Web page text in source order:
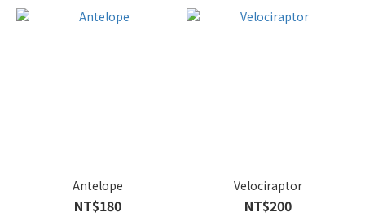
Antelope
NT$180
Velociraptor
NT$200